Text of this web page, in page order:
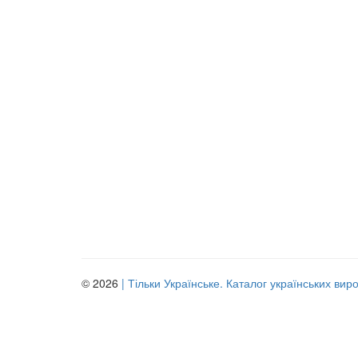
© 2026 | Тільки Українське. Каталог українських